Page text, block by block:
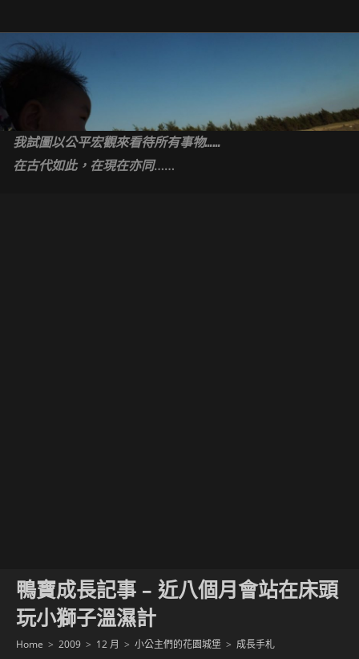
to
content
我試圖以公平宏觀來看待所有事物……
在古代如此，在現在亦同……
鴨寶成長記事 – 近八個月會站在床頭
玩小獅子溫濕計
Home > 2009 > 12 月 > 小公主們的花園城堡 > 成長手札